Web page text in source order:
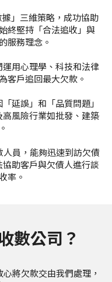
」三維策略，成功協助
終堅持「合法追收」與
服務理念。
用心理學、科技和法律
客戶追回最大欠款。
延誤」和「品質問題」
風險行業如批發、建築
員，能夠迅速到訪欠債
助客戶與欠債人進行談
率。
數公司？
將欠款交由我們處理，